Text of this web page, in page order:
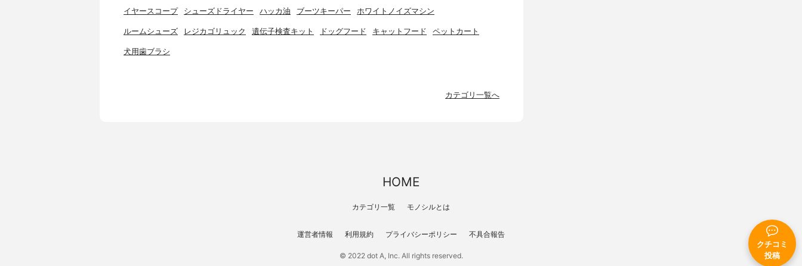
クチコミ
投稿
イヤースコープ シューズドライヤー ハッカ油 ブーツキーパー ホワイトノイズマシン
ルームシューズ レジカゴリュック 遺伝子検査キット ドッグフード キャットフード ペットカート
犬用歯ブラシ
カテゴリ一覧へ
HOME
カテゴリ一覧 モノシルとは
運営者情報 利用規約 プライバシーポリシー 不具合報告
© 2022 dot A, Inc. All rights reserved.